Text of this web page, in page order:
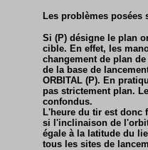
Les problèmes posées
Si (P) désigne le plan
cible. En effet, les
changement de plan
de la base de
ORBITAL (P). En
pas strictement plan.
confondus.
L'heure du tir est donc
si l'inclinaison de
égale à la latitude du
tous les sites de